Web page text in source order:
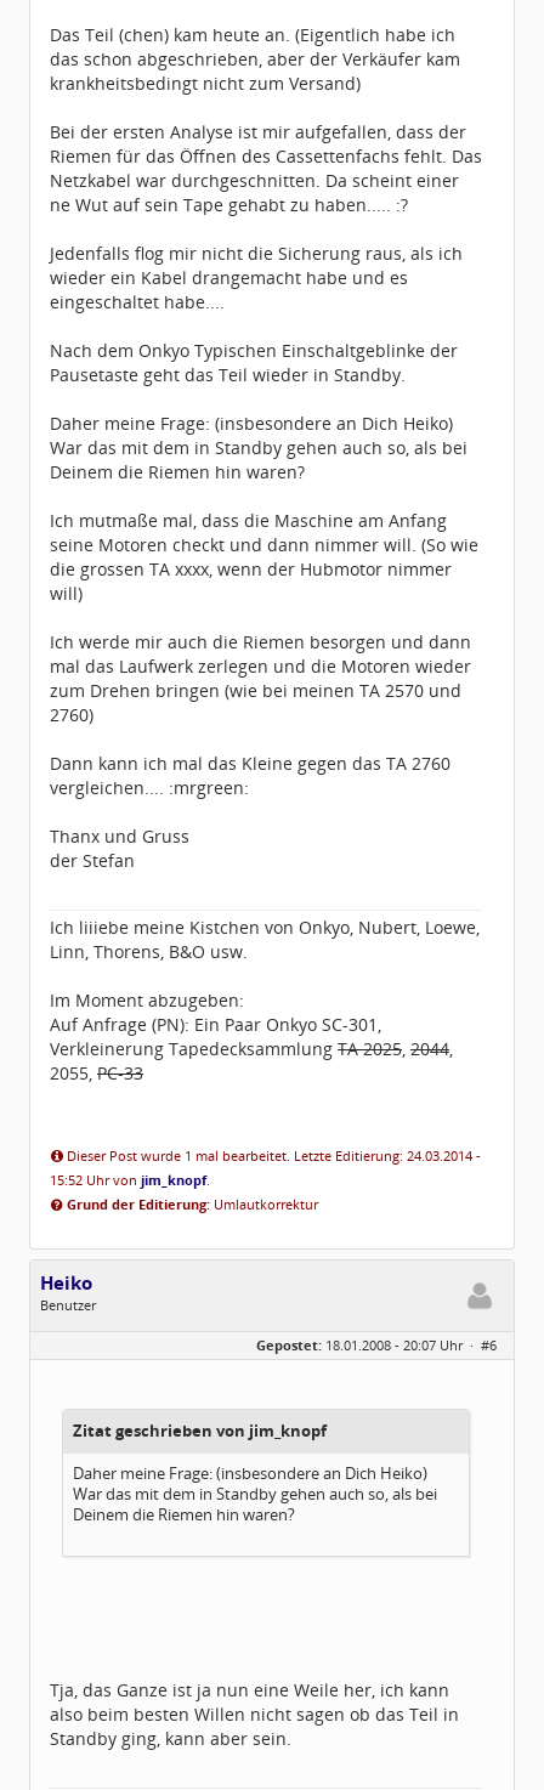
Das Teil (chen) kam heute an. (Eigentlich habe ich
das schon abgeschrieben, aber der Verkäufer kam
krankheitsbedingt nicht zum Versand)
Bei der ersten Analyse ist mir aufgefallen, dass der
Riemen für das Öffnen des Cassettenfachs fehlt. Das
Netzkabel war durchgeschnitten. Da scheint einer
ne Wut auf sein Tape gehabt zu haben..... :?
Jedenfalls flog mir nicht die Sicherung raus, als ich
wieder ein Kabel drangemacht habe und es
eingeschaltet habe....
Nach dem Onkyo Typischen Einschaltgeblinke der
Pausetaste geht das Teil wieder in Standby.
Daher meine Frage: (insbesondere an Dich Heiko)
War das mit dem in Standby gehen auch so, als bei
Deinem die Riemen hin waren?
Ich mutmaße mal, dass die Maschine am Anfang
seine Motoren checkt und dann nimmer will. (So wie
die grossen TA xxxx, wenn der Hubmotor nimmer
will)
Ich werde mir auch die Riemen besorgen und dann
mal das Laufwerk zerlegen und die Motoren wieder
zum Drehen bringen (wie bei meinen TA 2570 und
2760)
Dann kann ich mal das Kleine gegen das TA 2760
vergleichen.... :mrgreen:
Thanx und Gruss
der Stefan
Ich liiiebe meine Kistchen von Onkyo, Nubert, Loewe,
Linn, Thorens, B&O usw.
Im Moment abzugeben:
Auf Anfrage (PN): Ein Paar Onkyo SC-301,
Verkleinerung Tapedecksammlung TA 2025, 2044,
2055, PC-33
Dieser Post wurde 1 mal bearbeitet. Letzte Editierung: 24.03.2014 -
15:52 Uhr von jim_knopf.
Grund der Editierung: Umlautkorrektur
Heiko
Benutzer
Alter:
66
Gepostet: 18.01.2008 - 20:07 Uhr · #6
Zitat geschrieben von jim_knopf
Daher meine Frage: (insbesondere an Dich Heiko)
War das mit dem in Standby gehen auch so, als bei
Deinem die Riemen hin waren?
Tja, das Ganze ist ja nun eine Weile her, ich kann
also beim besten Willen nicht sagen ob das Teil in
Standby ging, kann aber sein.